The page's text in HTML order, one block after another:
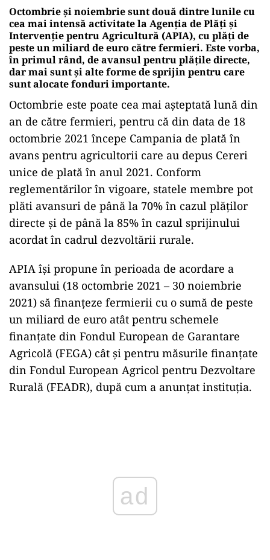
Octombrie și noiembrie sunt două dintre lunile cu
cea mai intensă activitate la Agenția de Plăți și
Intervenție pentru Agricultură (APIA), cu plăți de
peste un miliard de euro către fermieri. Este vorba,
în primul rând, de avansul pentru plățile directe,
dar mai sunt și alte forme de sprijin pentru care
sunt alocate fonduri importante.
Octombrie este poate cea mai așteptată lună din
an de către fermieri, pentru că din data de 18
octombrie 2021 începe Campania de plată în
avans pentru agricultorii care au depus Cereri
unice de plată în anul 2021. Conform
reglementărilor în vigoare, statele membre pot
plăti avansuri de până la 70% în cazul plăților
directe și de până la 85% în cazul sprijinului
acordat în cadrul dezvoltării rurale.
APIA îşi propune în perioada de acordare a
avansului (18 octombrie 2021 – 30 noiembrie
2021) să finanţeze fermierii cu o sumă de peste
un miliard de euro atât pentru schemele
finanţate din Fondul European de Garantare
Agricolă (FEGA) cât şi pentru măsurile finanţate
din Fondul European Agricol pentru Dezvoltare
Rurală (FEADR), după cum a anunțat instituția.